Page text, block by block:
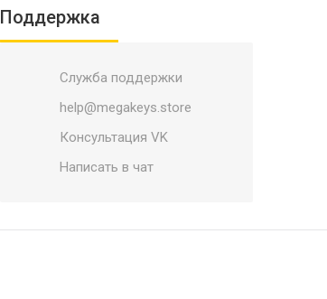
Borderlands Ps3
Call of Duty Ps3
Call of Duty PS5/PS4
Call of Duty: Black Ops 7
Catalyst
Поддержка
Служба поддержки
help@megakeys.store
Консультация VK
Написать в чат